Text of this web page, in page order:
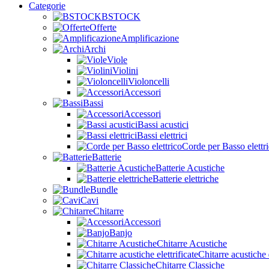
Categorie
BSTOCK
Offerte
Amplificazione
Archi
Viole
Violini
Violoncelli
Accessori
Bassi
Accessori
Bassi acustici
Bassi elettrici
Corde per Basso
Batterie
Batterie Acustiche
Batterie elettriche
Bundle
Cavi
Chitarre
Accessori
Banjo
Chitarre Acustiche
Chitarre acustiche
Chitarre Classiche